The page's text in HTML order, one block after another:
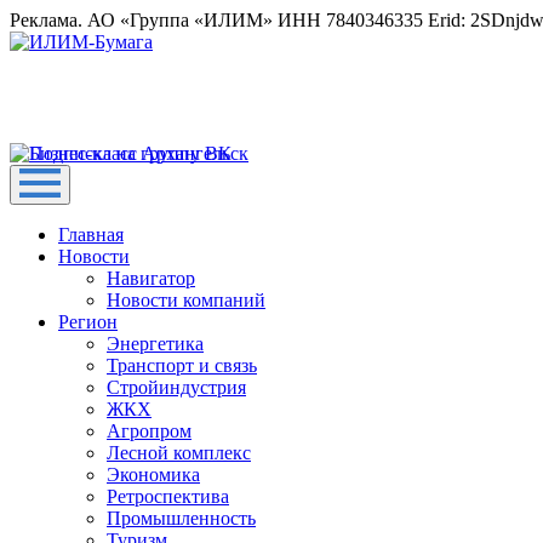
Реклама. АО «Группа «ИЛИМ» ИНН 7840346335 Erid:
Главная
Новости
Навигатор
Новости компаний
Регион
Энергетика
Транспорт и связь
Стройиндустрия
ЖКХ
Агропром
Лесной комплекс
Экономика
Ретроспектива
Промышленность